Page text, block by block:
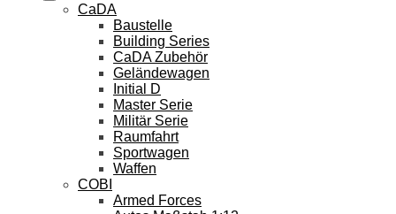
CaDA
Baustelle
Building Series
CaDA Zubehör
Geländewagen
Initial D
Master Serie
Militär Serie
Raumfahrt
Sportwagen
Waffen
COBI
Armed Forces